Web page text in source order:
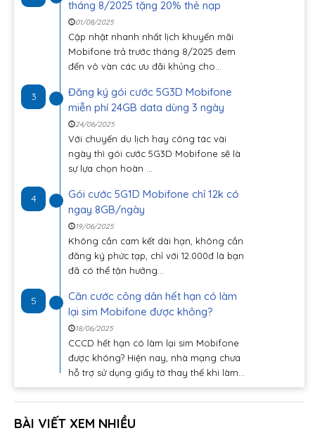
tháng 8/2025 tặng 20% thẻ nạp
01/08/2025
Cập nhật nhanh nhất lịch khuyến mãi
Mobifone trả trước tháng 8/2025 đem
đến vô vàn các ưu đãi khủng cho...
3
Đăng ký gói cước 5G3D Mobifone
miễn phí 24GB data dùng 3 ngày
24/06/2025
Với chuyến du lịch hay công tác vài
ngày thì gói cước 5G3D Mobifone sẽ là
sự lựa chọn hoàn ...
4
Gói cước 5G1D Mobifone chỉ 12k có
ngay 8GB/ngày
19/06/2025
Không cần cam kết dài hạn, không cần
đăng ký phức tạp, chỉ với 12.000đ là bạn
đã có thể tận hưởng...
5
Căn cước công dân hết hạn có làm
lại sim Mobifone được không?
18/06/2025
CCCD hết hạn có làm lại sim Mobifone
được không? Hiện nay, nhà mạng chưa
hỗ trợ sử dụng giấy tờ thay thế khi làm...
BÀI VIẾT XEM NHIỀU